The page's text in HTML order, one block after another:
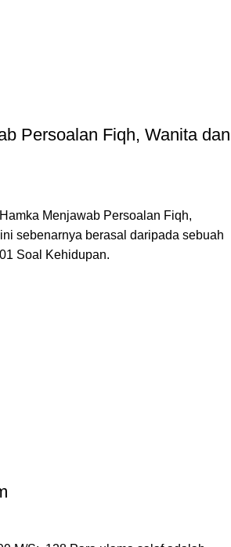
Persoalan Fiqh, Wanita dan
Menjawab Persoalan Fiqh,
sebenarnya berasal daripada sebuah
Soal Kehidupan.